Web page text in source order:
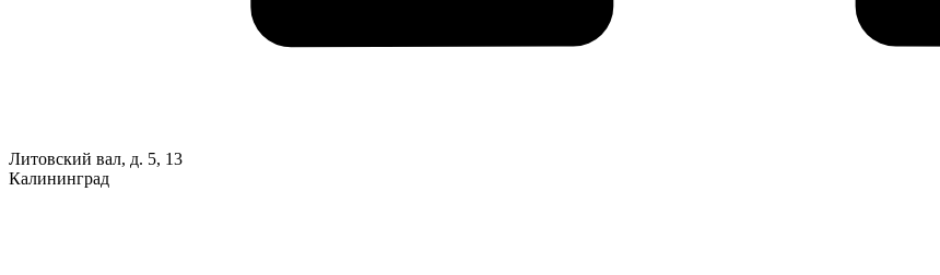
Литовский вал, д. 5, 13
Калининград